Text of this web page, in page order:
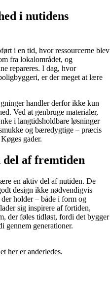
i nutidens
i en tid, hvor ressourcerne blev
fra lokalområdet, og
repareres. I dag, hvor
er der meget at lære
handler derfor ikke kun
Ved at genbruge materialer,
i langtidsholdbare løsninger
og bæredygtige – præcis
gader.
af fremtiden
en aktiv del af nutiden. De
design ikke nødvendigvis
holder – både i form og
sig inspirere af fortiden,
der føles tidløst, fordi det bygger
gennem generationer.
her er anderledes.